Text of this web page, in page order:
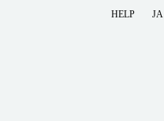
HELP JA